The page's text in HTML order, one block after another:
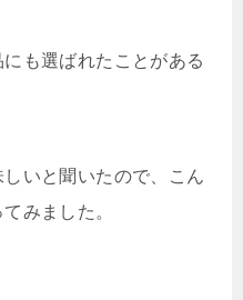
も選ばれたことがある
いと聞いたので、こん
みました。